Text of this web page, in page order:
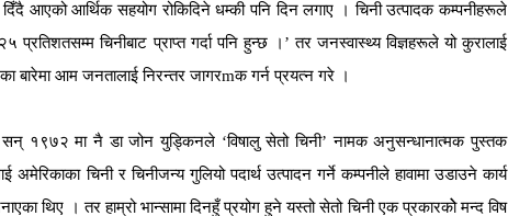
दिँदै आएको आर्थिक सहयोग रोकिदिने धम्की पनि दिन लगाए । चिनी उत्पादक कम्पनीहरूले
प्रतिशतसम्म चिनीबाट प्राप्त गर्दा पनि हुन्छ ।’ तर जनस्वास्थ्य विज्ञहरूले यो कुरालाई
बारेमा आम जनतालाई निरन्तर जागरmक गर्न प्रयत्न गरे ।
सन् १९७२ मा नै डा जोन युड्किनले ‘विषालु सेतो चिनी’ नामक अनुसन्धानात्मक पुस्तक
चिनी र चिनीजन्य गुलियो पदार्थ उत्पादन गर्ने कम्पनीले हावामा उडाउने कार्य
थिए । तर हाम्रो भान्सामा दिनहुँ प्रयोग हुने यस्तो सेतो चिनी एक प्रकारकोे मन्द विष